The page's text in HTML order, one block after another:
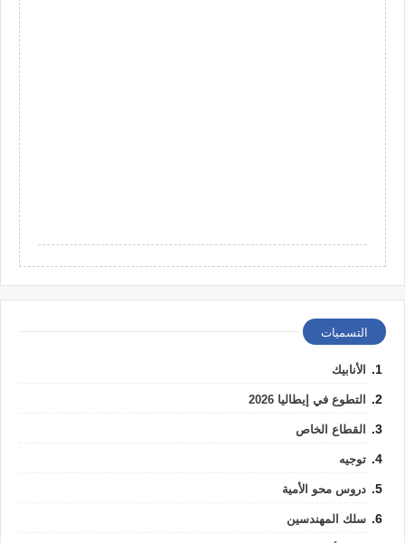
التسميات
الأنابيك
التطوع في إيطاليا 2026
القطاع الخاص
توجيه
دروس محو الأمية
سلك المهندسين